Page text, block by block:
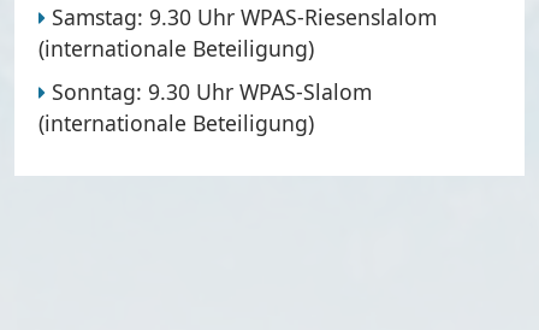
Samstag: 9.30 UhrWPAS-Riesenslalom
(internationale Beteiligung)
Sonntag: 9.30 UhrWPAS-Slalom
(internationale Beteiligung)